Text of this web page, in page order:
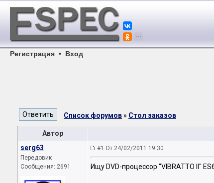
Регистрация • Вход
Список форумов » Стол заказов
Автор
serg63
Передовик
Сообщения: 2691
#1 От 24/02/2011 19:30
Ищу DVD-процессор "VIBRATTO II"